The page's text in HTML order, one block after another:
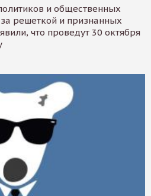
и общественных
решеткой и признанных
что проведут 30 октября